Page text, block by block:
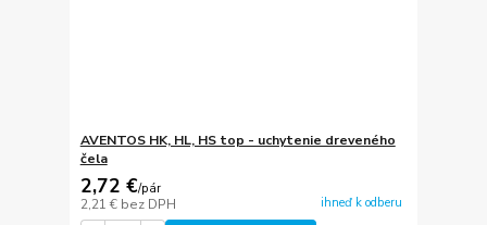
AVENTOS HK, HL, HS top - uchytenie dreveného
čela
2,72 €/pár
2,21 € bez DPH ihneď k odberu